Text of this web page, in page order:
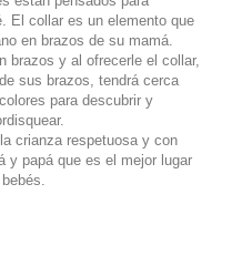
El collar es un elemento que
en brazos de su mamá.
brazos y al ofrecerle el collar,
sus brazos, tendrá cerca
para descubrir y
crianza respetuosa y con
y papá que es el mejor lugar